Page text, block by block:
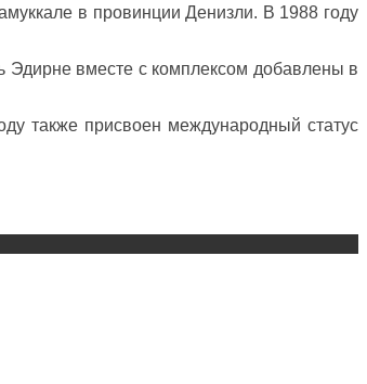
в провинции Денизли. В 1988 году
вместе с комплексом добавлены в
также присвоен международный статус